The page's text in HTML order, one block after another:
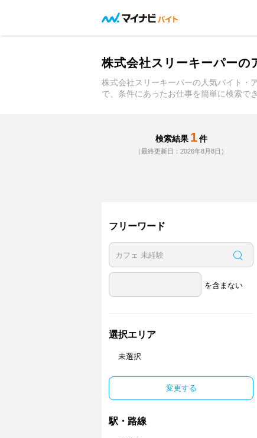
株式会社スリーキーパーの
株式会社スリーキーパーの人気バイト・
で、条件にあったお仕事を簡単に検索で
検索結果 1 件
（最終更新日：2026年8月8日）
フリーワード
を含まない
選択エリア
未選択
変更する
駅・路線